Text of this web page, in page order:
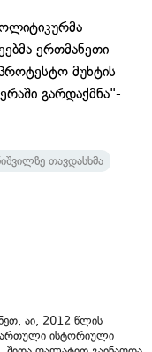
ერთმანეთი
მუხტის
გარდაქმნა"-
თავდასხმა
აი, 2012 წლის
ქართული ისტორიული